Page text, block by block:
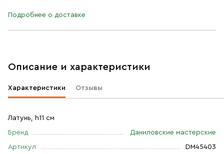
Подробнее о доставке
Описание и характеристики
Характеристики Отзывы
Латунь, h11 см
Бренд Даниловские мастерские
Артикул DM45403